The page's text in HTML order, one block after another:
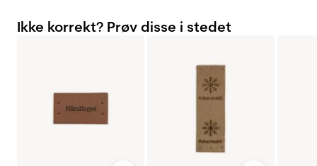
Ikke korrekt? Prøv disse i stedet